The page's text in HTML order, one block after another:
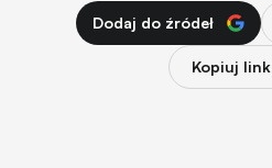
Dodaj do źródeł
Kopiuj link